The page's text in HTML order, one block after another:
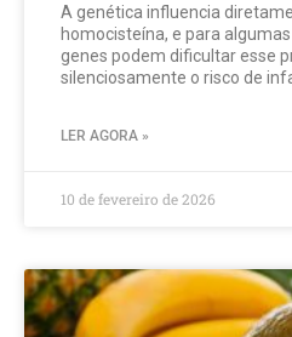
A genética influencia
homocisteína, e para
genes podem dificultar esse
silenciosamente o risco de
LER AGORA »
10 de fevereiro de 2026